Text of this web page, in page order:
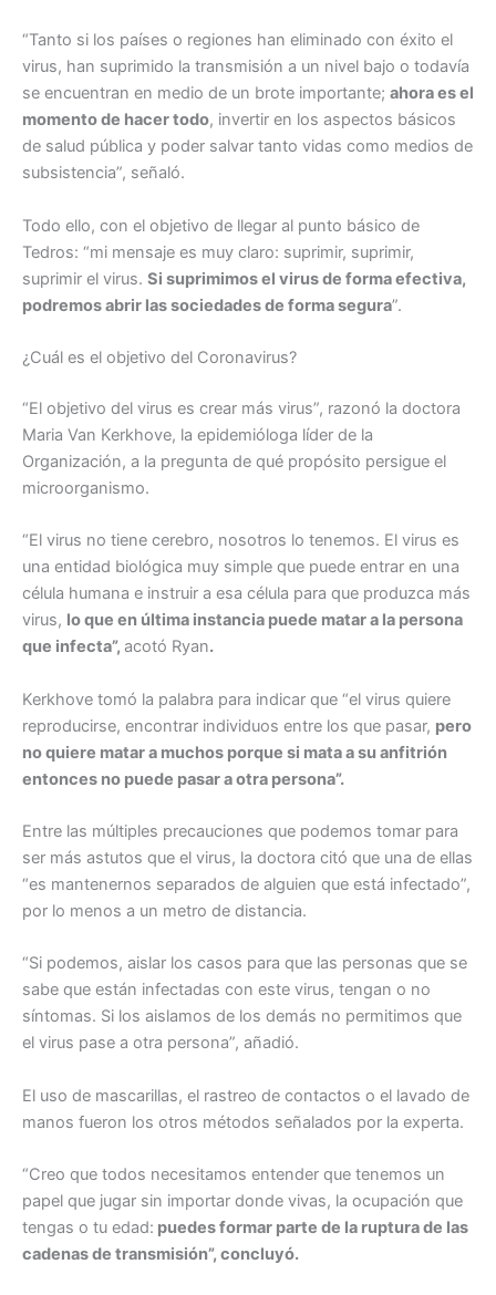
“Tanto si los países o regiones han eliminado con éxito el
virus, han suprimido la transmisión a un nivel bajo o todavía
se encuentran en medio de un brote importante; ahora es el
momento de hacer todo, invertir en los aspectos básicos
de salud pública y poder salvar tanto vidas como medios de
subsistencia”, señaló.
Todo ello, con el objetivo de llegar al punto básico de
Tedros: “mi mensaje es muy claro: suprimir, suprimir,
suprimir el virus. Si suprimimos el virus de forma efectiva,
podremos abrir las sociedades de forma segura”.
¿Cuál es el objetivo del Coronavirus?
“El objetivo del virus es crear más virus”, razonó la doctora
Maria Van Kerkhove, la epidemióloga líder de la
Organización, a la pregunta de qué propósito persigue el
microorganismo.
“El virus no tiene cerebro, nosotros lo tenemos. El virus es
una entidad biológica muy simple que puede entrar en una
célula humana e instruir a esa célula para que produzca más
virus, lo que en última instancia puede matar a la persona
que infecta”, acotó Ryan.
Kerkhove tomó la palabra para indicar que “el virus quiere
reproducirse, encontrar individuos entre los que pasar, pero
no quiere matar a muchos porque si mata a su anfitrión
entonces no puede pasar a otra persona”.
Entre las múltiples precauciones que podemos tomar para
ser más astutos que el virus, la doctora citó que una de ellas
“es mantenernos separados de alguien que está infectado”,
por lo menos a un metro de distancia.
“Si podemos, aislar los casos para que las personas que se
sabe que están infectadas con este virus, tengan o no
síntomas. Si los aislamos de los demás no permitimos que
el virus pase a otra persona”, añadió.
El uso de mascarillas, el rastreo de contactos o el lavado de
manos fueron los otros métodos señalados por la experta.
“Creo que todos necesitamos entender que tenemos un
papel que jugar sin importar donde vivas, la ocupación que
tengas o tu edad: puedes formar parte de la ruptura de las
cadenas de transmisión”, concluyó.